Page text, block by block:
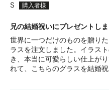
S
兄の結婚祝いにプレゼントしま
世界に一つだけのものを贈り
ラスを注文しました。イラス
き、本当に可愛らしい仕上が
れて、こちらのグラスを結婚